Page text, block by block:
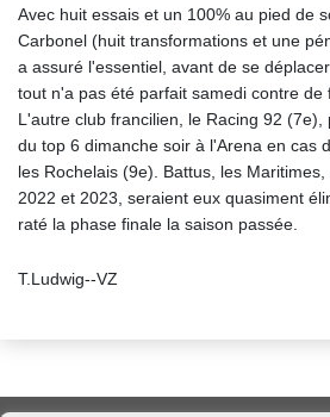
Avec huit essais et un 100% au pied de
Carbonel (huit transformations et une
a assuré l'essentiel, avant de se
tout n'a pas été parfait samedi contre de
L'autre club francilien, le Racing 92 (7e),
du top 6 dimanche soir à l'Arena en cas
les Rochelais (9e). Battus, les
2022 et 2023, seraient eux quasiment
raté la phase finale la saison passée.
T.Ludwig--VZ